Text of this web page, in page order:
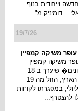
וייחודית בנוף
− דומיניק מ"...
19/7/26
עופר משיקה קמפיין
משיקה קמפיין
�חגיגת מועדונים� שיערך ב-18
קניונים ברחבי הארץ, החל מה 19
עד ה 22 ליולי, במסגרתו לקוחות
להצטרף...